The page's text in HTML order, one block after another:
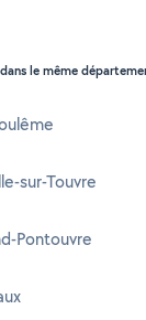
le même
sur-Touvre
Pontouvre